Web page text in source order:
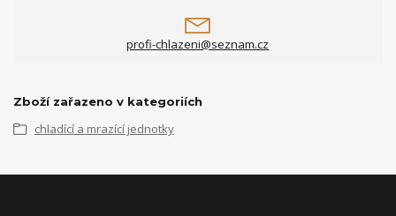
profi-chlazeni@seznam.cz
Zboží zařazeno v kategoriích
chladící a mrazící jednotky